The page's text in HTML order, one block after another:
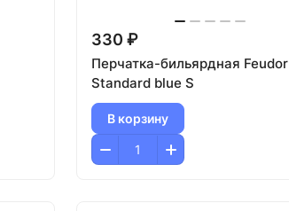
330 ₽
Перчатка-бильярдная Feudor
Standard blue S
В корзину